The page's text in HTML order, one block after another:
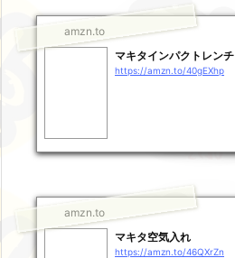
amzn.to
マキタインパクトレンチ
https://amzn.to/40gEXhp
amzn.to
マキタ空気入れ
https://amzn.to/46QXrZn